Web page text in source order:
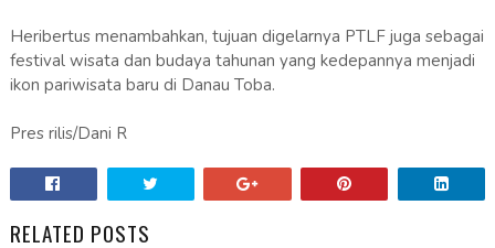
Heribertus menambahkan, tujuan digelarnya PTLF juga sebagai
festival wisata dan budaya tahunan yang kedepannya menjadi
ikon pariwisata baru di Danau Toba.
Pres rilis/Dani R
RELATED POSTS